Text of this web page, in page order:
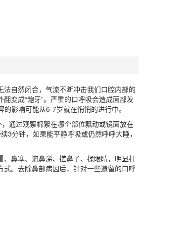
自然闭合，气流不断冲击我们口腔内部的
变成“龅牙”。严重的口呼吸会造成面部发
影响可能从6-7岁就在悄悄的进行中。
通过观察棉絮在哪个部位飘动或镜面放在
分钟，如果能平静呼吸或仍然呼呼大睡，
鼻塞、流鼻涕、搓鼻子、揉眼睛，明显打
。去除鼻部病因后，针对一些遗留的口呼